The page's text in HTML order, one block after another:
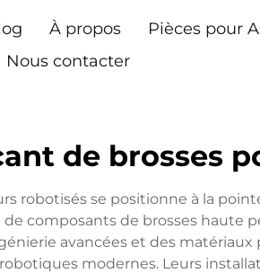
À propos
Pièces pour
Nous contacter
de brosses
robotisés se positionne à la
composants de brosses haute
avancées et des
modernes. Leurs